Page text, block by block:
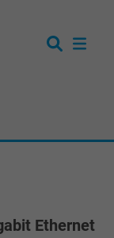
Ethernet